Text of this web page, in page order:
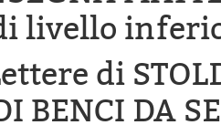
livello
di
BENCI DA